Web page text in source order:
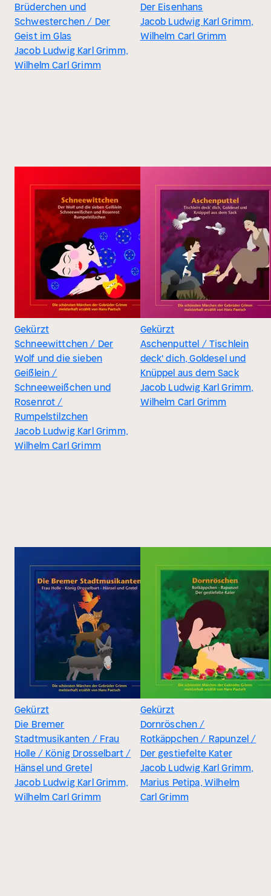
Brüderchen und
Schwesterchen / Der
Geist im Glas
Jacob Ludwig Karl Grimm,
Wilhelm Carl Grimm
Der Eisenhans
Jacob Ludwig Karl Grimm,
Wilhelm Carl Grimm
Gekürzt
Schneewittchen / Der
Wolf und die sieben
Geißlein /
Schneeweißchen und
Rosenrot /
Rumpelstilzchen
Jacob Ludwig Karl Grimm,
Wilhelm Carl Grimm
Gekürzt
Aschenputtel / Tischlein
deck' dich, Goldesel und
Knüppel aus dem Sack
Jacob Ludwig Karl Grimm,
Wilhelm Carl Grimm
Gekürzt
Die Bremer
Stadtmusikanten / Frau
Holle / König Drosselbart /
Hänsel und Gretel
Jacob Ludwig Karl Grimm,
Wilhelm Carl Grimm
Gekürzt
Dornröschen /
Rotkäppchen / Rapunzel /
Der gestiefelte Kater
Jacob Ludwig Karl Grimm,
Marius Petipa, Wilhelm
Carl Grimm